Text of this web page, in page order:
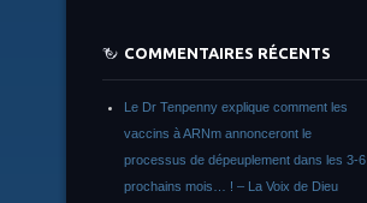
COMMENTAIRES RÉCENTS
Le Dr Tenpenny explique comment les
vaccins à ARNm annonceront le
processus de dépeuplement dans les 3-6
prochains mois… ! – La Voix de Dieu